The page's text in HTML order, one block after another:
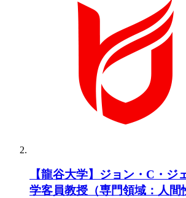
【龍谷大学】ジョン・C・ジ
学客員教授（専門領域：人間